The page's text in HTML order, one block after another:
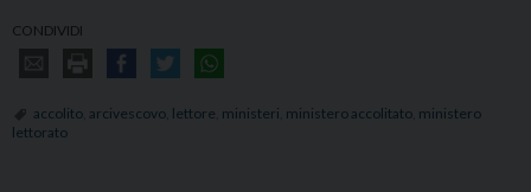
CONDIVIDI
accolito arcivescovo lettore ministeri ministero accolitato ministero
lettorato